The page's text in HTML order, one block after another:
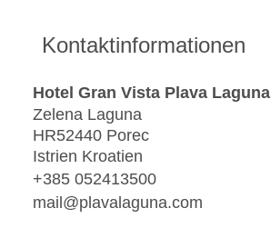
Kontaktinformationen
Hotel Gran Vista Plava Laguna
Zelena Laguna
HR52440 Porec
Istrien Kroatien
+385 052413500
mail@plavalaguna.com